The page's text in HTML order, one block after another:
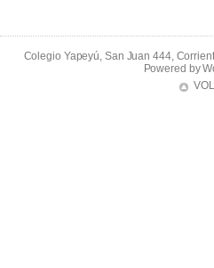
Colegio Yapeyú, San Juan 444,
Powered by